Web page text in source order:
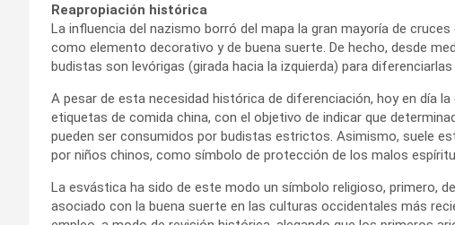
Reapropiación histórica
La influencia del nazismo borró del mapa la gran mayoría de
como elemento decorativo y de buena suerte. De hecho, desde
budistas son levórigas (girada hacia la izquierda) para diferenciarlas
A pesar de esta necesidad histórica de diferenciación, hoy en día
etiquetas de comida china, con el objetivo de indicar que
pueden ser consumidos por budistas estrictos. Asimismo, suele
por niños chinos, como símbolo de protección de los malos
La esvástica ha sido de este modo un símbolo religioso, primero,
asociado con la buena suerte en las culturas occidentales más